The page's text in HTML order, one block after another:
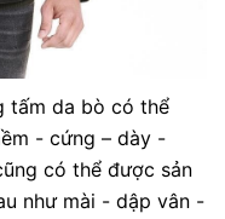
tấm da bò có thể
- cứng – dày -
có thể được sản
như mài - dập vân -